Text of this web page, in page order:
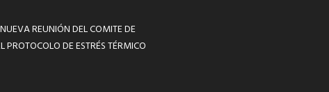
REUNIÓN DEL COMITE DE
PROTOCOLO DE ESTRÉS TÉRMICO